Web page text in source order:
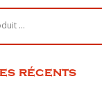
200.00€
à
récents